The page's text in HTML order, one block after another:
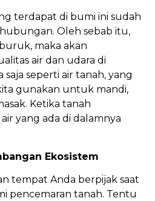
terdapat di bumi ini sudah
Oleh sebab itu,
maka akan
air dan udara di
seperti air tanah, yang
gunakan untuk mandi,
Ketika tanah
yang ada di dalamnya
Ekosistem
tempat Anda berpijak saat
pencemaran tanah. Tentu